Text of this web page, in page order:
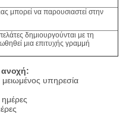
μπορεί να παρουσιαστεί στην
δημιουργούνται με τη
μια επιτυχής γραμμή
ανοχή:
υπηρεσία